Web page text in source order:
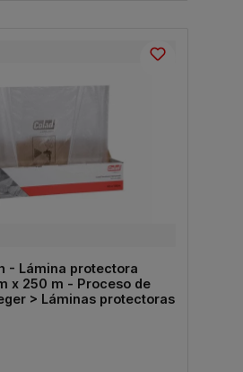
- Lámina protectora
m - Proceso de
> Láminas protectoras